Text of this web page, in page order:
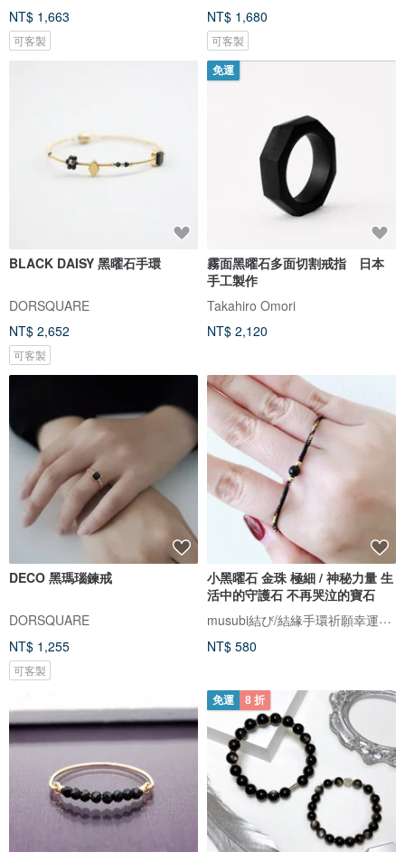
NT$ 1,663
可客製
NT$ 1,680
可客製
BLACK DAISY 黑曜石手環
DORSQUARE
NT$ 2,652
可客製
免運
霧面黑曜石多面切割戒指 日本
手工製作
Takahiro Omori
NT$ 2,120
DECO 黑瑪瑙鍊戒
DORSQUARE
NT$ 1,255
可客製
小黑曜石 金珠 極細 / 神秘力量 生
活中的守護石 不再哭泣的寶石
musubi結び/結緣手環祈願幸運繩。接單製作，下訂前請先詳閱賣場公告欄
NT$ 580
免運 8 折